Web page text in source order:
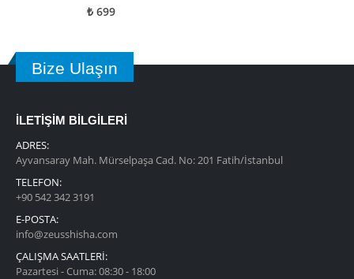
0 5 üzerinden
₺ 699
Bize Ulaşın
İLETİŞİM BİLGİLERİ
ADRES:
Ayvansaray Mah. Mürselpaşa Cad. No: 201 Fatih/İstanbul
TELEFON:
+90 542 342 3191
E-POSTA:
info@zeusshisha.com
ÇALIŞMA SAATLERİ:
Pazartesi - Cuma: 08:30 - 18:00